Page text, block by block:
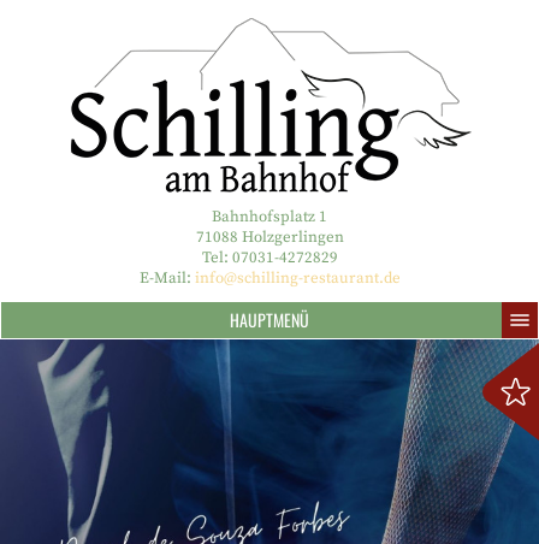
Bahnhofsplatz 1
71088 Holzgerlingen
Tel: 07031-4272829
E-Mail: info@schilling-restaurant.de
HAUPTMENÜ